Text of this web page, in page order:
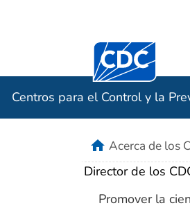
Centros para el
Centros para el Control y la
homeAcerca de los
Director de los
Promover la